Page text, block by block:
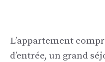
L’appartement
d’entrée, un grand